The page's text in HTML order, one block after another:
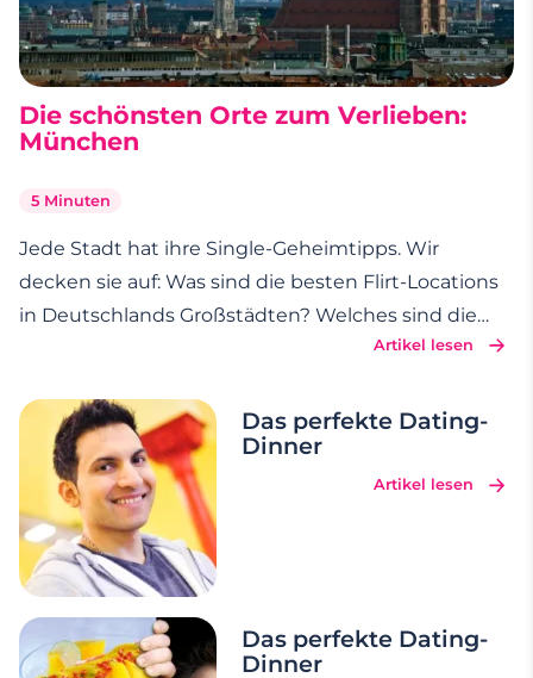
Die schönsten Orte zum Verlieben:
München
5 Minuten
Jede Stadt hat ihre Single-Geheimtipps. Wir
decken sie auf: Was sind die besten Flirt-Locations
in Deutschlands Großstädten? Welches sind die
schönsten Orte für ein unvergessliches erstes
Früh, mittags, abends oder nachts – München hat
…
Artikel lesen
Das perfekte Dating-
Dinner
Artikel lesen
Das perfekte Dating-
Dinner